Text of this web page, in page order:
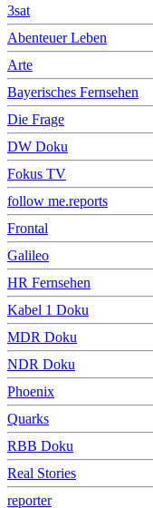
3sat
Abenteuer Leben
Arte
Bayerisches Fernsehen
Die Frage
DW Doku
Fokus TV
follow me.reports
Frontal
Galileo
HR Fernsehen
Kabel 1 Doku
MDR Doku
NDR Doku
Phoenix
Quarks
RBB Doku
Real Stories
reporter